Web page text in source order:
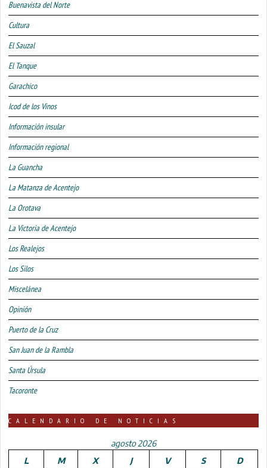
Buenavista del Norte
Cultura
El Sauzal
El Tanque
Garachico
Icod de los Vinos
Información insular
Información regional
La Guancha
La Matanza de Acentejo
La Orotava
La Victoria de Acentejo
Los Realejos
Los Silos
Miscelánea
Opinión
Puerto de la Cruz
San Juan de la Rambla
Santa Úrsula
Tacoronte
CALENDARIO DE NOTICIAS
agosto 2026
L
M X J V S D